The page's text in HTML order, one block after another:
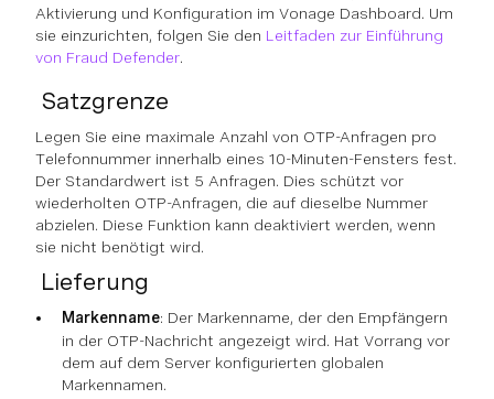
Aktivierung und Konfiguration im Vonage Dashboard. Um
sie einzurichten, folgen Sie den Leitfaden zur Einführung
von Fraud Defender.
Satzgrenze
Legen Sie eine maximale Anzahl von OTP-Anfragen pro
Telefonnummer innerhalb eines 10-Minuten-Fensters fest.
Der Standardwert ist 5 Anfragen. Dies schützt vor
wiederholten OTP-Anfragen, die auf dieselbe Nummer
abzielen. Diese Funktion kann deaktiviert werden, wenn
sie nicht benötigt wird.
Lieferung
Markenname: Der Markenname, der den Empfängern
in der OTP-Nachricht angezeigt wird. Hat Vorrang vor
dem auf dem Server konfigurierten globalen
Markennamen.